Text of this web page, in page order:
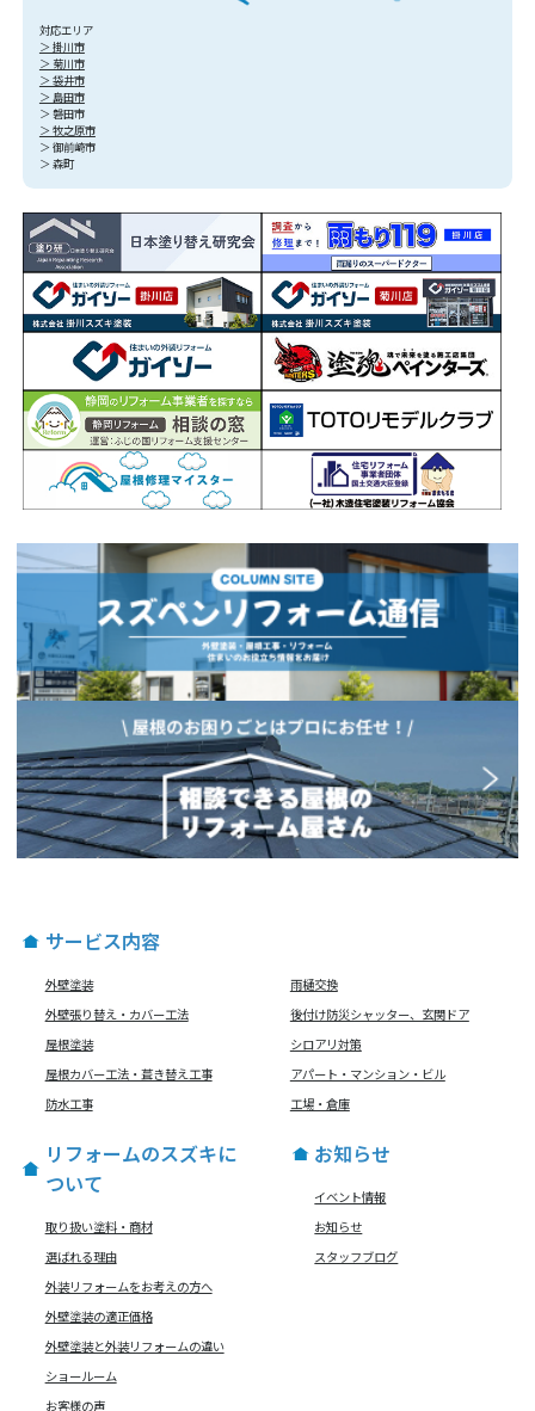
対応エリア
＞ 掛川市
＞ 菊川市
＞ 袋井市
＞ 島田市
＞ 磐田市
＞ 牧之原市
＞ 御前崎市
＞ 森町
サービス内容
外壁塗装
外壁張り替え・カバー工法
屋根塗装
屋根カバー工法・葺き替え工事
防水工事
雨樋交換
後付け防災シャッター、玄関ドア
シロアリ対策
アパート・マンション・ビル
工場・倉庫
リフォームのスズキに
ついて
取り扱い塗料・商材
選ばれる理由
外装リフォームをお考えの方へ
外壁塗装の適正価格
外壁塗装と外装リフォームの違い
ショールーム
お客様の声
お知らせ
イベント情報
お知らせ
スタッフブログ